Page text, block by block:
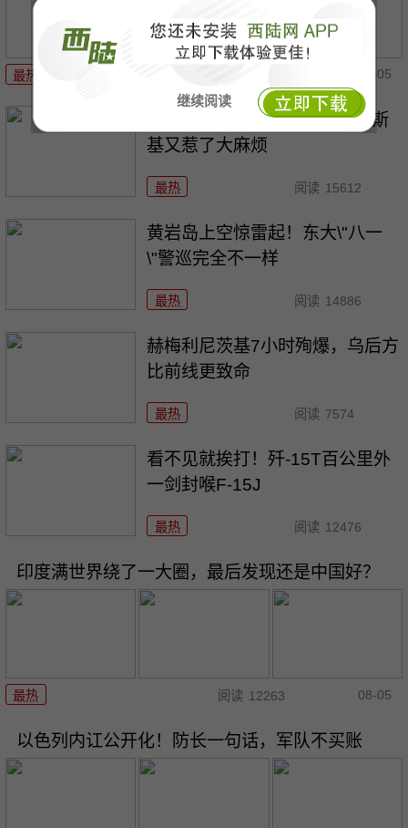
继续阅读
最热 08-05
土耳其货船在黑海遭袭，泽连斯
基又惹了大麻烦
最热 阅读 15612
黄岩岛上空惊雷起！东大\"八一
\"警巡完全不一样
最热 阅读 14886
赫梅利尼茨基7小时殉爆，乌后方
比前线更致命
最热 阅读 7574
看不见就挨打！歼-15T百公里外
一剑封喉F-15J
最热 阅读 12476
印度满世界绕了一大圈，最后发现还是中国好？
最热 阅读 12263 08-05
以色列内讧公开化！防长一句话，军队不买账